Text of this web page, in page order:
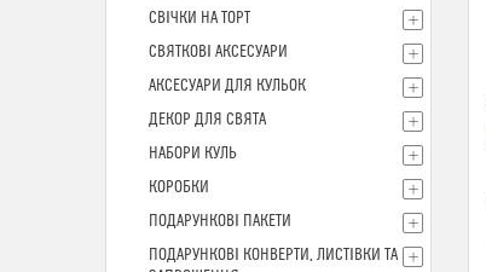
СВІЧКИ НА ТОРТ
СВЯТКОВІ АКСЕСУАРИ
АКСЕСУАРИ ДЛЯ КУЛЬОК
ДЕКОР ДЛЯ СВЯТА
НАБОРИ КУЛЬ
КОРОБКИ
ПОДАРУНКОВІ ПАКЕТИ
ПОДАРУНКОВІ КОНВЕРТИ, ЛИСТІВКИ ТА